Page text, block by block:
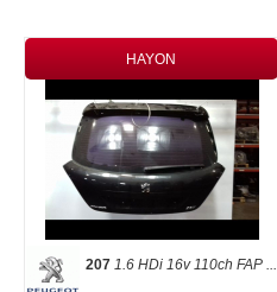
HAYON
207 1.6 HDi 16v 110ch FAP ...